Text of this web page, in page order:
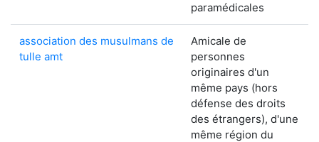
paramédicales
association des musulmans de
tulle amt
Amicale de
personnes
originaires d'un
même pays (hors
défense des droits
des étrangers), d'une
même région du